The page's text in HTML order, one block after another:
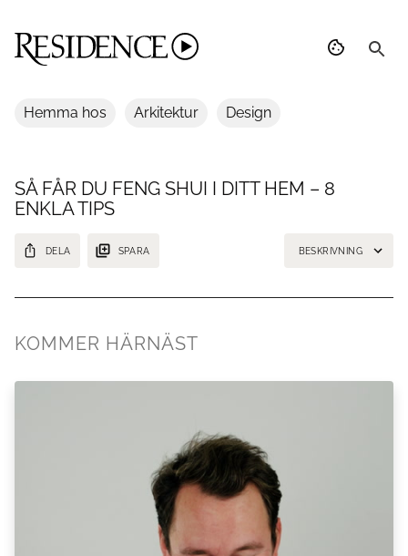
Hemma hos Arkitektur Design
SÅ FÅR DU FENG SHUI I DITT HEM – 8
ENKLA TIPS
DELA SPARA BESKRIVNING
KOMMER HÄRNÄST